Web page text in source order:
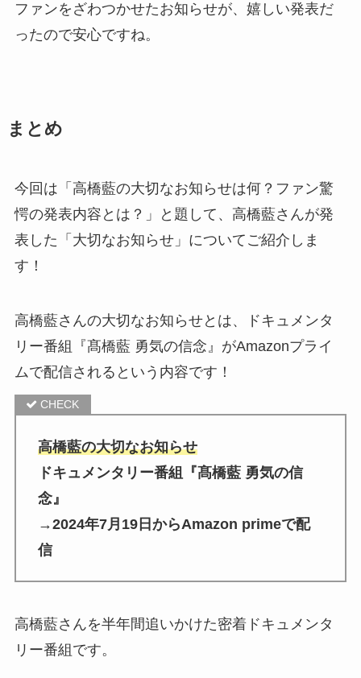
ファンをざわつかせたお知らせが、嬉しい発表だ
ったので安心ですね。
まとめ
今回は「 高橋藍の大切なお知らせは何？ファン驚
愕の発表内容とは？ 」と題して、高橋藍さんが発
表した「大切なお知らせ」についてご紹介しま
す！
高橋藍さんの大切なお知らせとは、ドキュメンタ
リー番組『髙橋藍 勇気の信念』がAmazonプライ
ムで配信されるという内容です！
高橋藍の大切なお知らせ
ドキュメンタリー番組『髙橋藍 勇気の信
念』
→2024年7月19日からAmazon primeで配
信
高橋藍さんを半年間追いかけた密着ドキュメンタ
リー番組です。